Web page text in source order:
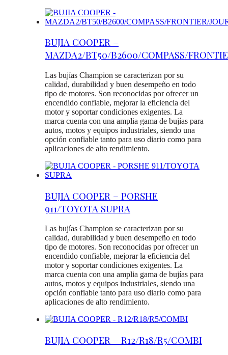
BUJIA COOPER –
MAZDA2/BT50/B2600/COMPASS/
Las bujías Champion se caracterizan por su
calidad, durabilidad y buen desempeño en todo
tipo de motores. Son reconocidas por ofrecer un
encendido confiable, mejorar la eficiencia del
motor y soportar condiciones exigentes. La
marca cuenta con una amplia gama de bujías para
autos, motos y equipos industriales, siendo una
opción confiable tanto para uso diario como para
aplicaciones de alto rendimiento.
BUJIA COOPER – PORSHE
911/TOYOTA SUPRA
Las bujías Champion se caracterizan por su
calidad, durabilidad y buen desempeño en todo
tipo de motores. Son reconocidas por ofrecer un
encendido confiable, mejorar la eficiencia del
motor y soportar condiciones exigentes. La
marca cuenta con una amplia gama de bujías para
autos, motos y equipos industriales, siendo una
opción confiable tanto para uso diario como para
aplicaciones de alto rendimiento.
BUJIA COOPER – R12/R18/R5/COMBI